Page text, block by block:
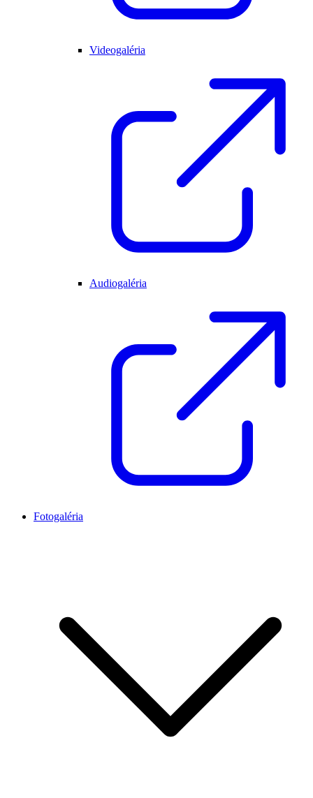
Videogaléria
Audiogaléria
Fotogaléria